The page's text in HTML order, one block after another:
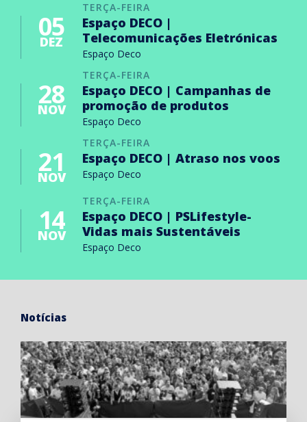
TERÇA-FEIRA
05
DEZ
Espaço DECO |
Telecomunicações Eletrónicas
Espaço Deco
TERÇA-FEIRA
28
NOV
Espaço DECO | Campanhas de
promoção de produtos
Espaço Deco
TERÇA-FEIRA
21
NOV
Espaço DECO | Atraso nos voos
Espaço Deco
TERÇA-FEIRA
14
NOV
Espaço DECO | PSLifestyle-
Vidas mais Sustentáveis
Espaço Deco
Notícias